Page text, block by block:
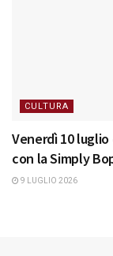
CULTURA
Venerdì 10
con la Simply
9 LUGLIO 2026